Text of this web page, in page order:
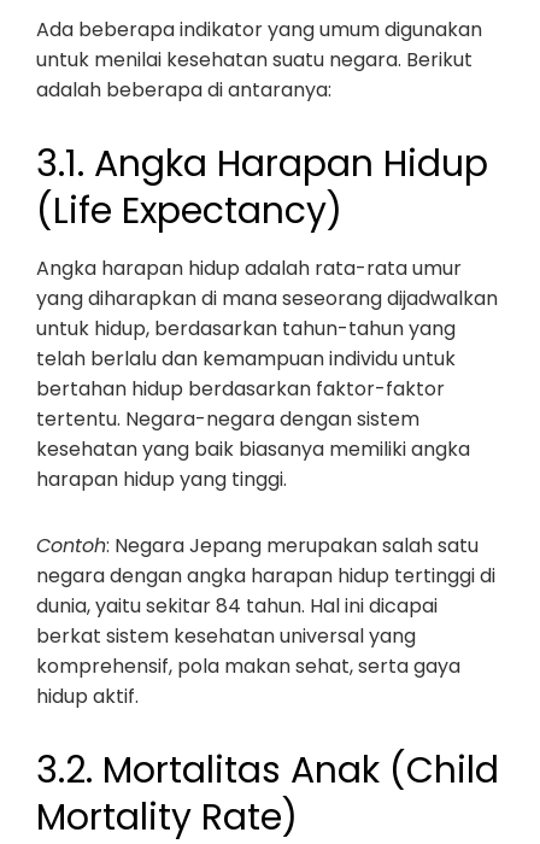
Ada beberapa indikator yang umum digunakan
untuk menilai kesehatan suatu negara. Berikut
adalah beberapa di antaranya:
3.1. Angka Harapan Hidup
(Life Expectancy)
Angka harapan hidup adalah rata-rata umur
yang diharapkan di mana seseorang dijadwalkan
untuk hidup, berdasarkan tahun-tahun yang
telah berlalu dan kemampuan individu untuk
bertahan hidup berdasarkan faktor-faktor
tertentu. Negara-negara dengan sistem
kesehatan yang baik biasanya memiliki angka
harapan hidup yang tinggi.
Contoh: Negara Jepang merupakan salah satu
negara dengan angka harapan hidup tertinggi di
dunia, yaitu sekitar 84 tahun. Hal ini dicapai
berkat sistem kesehatan universal yang
komprehensif, pola makan sehat, serta gaya
hidup aktif.
3.2. Mortalitas Anak (Child
Mortality Rate)